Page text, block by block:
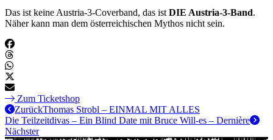
Das ist keine Austria-3-Coverband, das ist DIE Austria-3-Band.
Näher kann man dem österreichischen Mythos nicht sein.
Zum Ticketshop
ZurückThomas Strobl – EINMAL MIT ALLES
Die Teilzeitdivas – Ein Blind Date mit Bruce Will-es – Dernière
Nächster